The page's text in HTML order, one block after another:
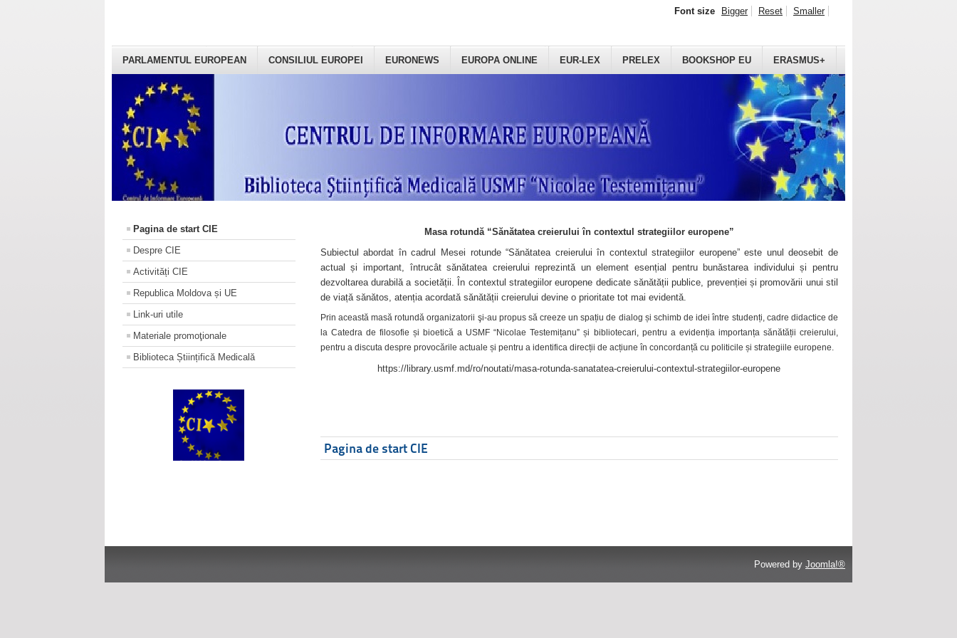
PARLAMENTUL EUROPEAN CONSILIUL EUROPEI EURONEWS EUROPA ONLINE EUR-LEX PRELEX BOOKSHOP EU ERASMUS+
Font size Bigger Reset Smaller
Pagina de start CIE
Despre CIE
Activități CIE
Republica Moldova și UE
Link-uri utile
Materiale promoţionale
Biblioteca Științifică Medicală
Masa rotundă “Sănătatea creierului în contextul strategiilor europene”
Subiectul abordat în cadrul Mesei rotunde “Sănătatea creierului în contextul strategiilor europene” este unul deosebit de
actual și important, întrucât sănătatea creierului reprezintă un element esențial pentru bunăstarea individului și pentru
dezvoltarea durabilă a societății. În contextul strategiilor europene dedicate sănătății publice, prevenției și promovării unui stil
de viață sănătos, atenția acordată sănătății creierului devine o prioritate tot mai evidentă.
Prin această masă rotundă organizatorii şi-au propus să creeze un spațiu de dialog și schimb de idei între studenți, cadre didactice de
la Catedra de filosofie și bioetică a USMF “Nicolae Testemițanu” și bibliotecari, pentru a evidenția importanța sănătății creierului,
pentru a discuta despre provocările actuale și pentru a identifica direcții de acțiune în concordanță cu politicile și strategiile europene.
https://library.usmf.md/ro/noutati/masa-rotunda-sanatatea-creierului-contextul-strategiilor-europene
Pagina de start CIE
Powered by Joomla!®